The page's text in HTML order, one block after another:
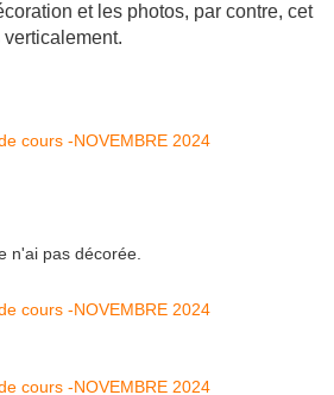
et les photos, par contre, cet
n'ai pas décorée.